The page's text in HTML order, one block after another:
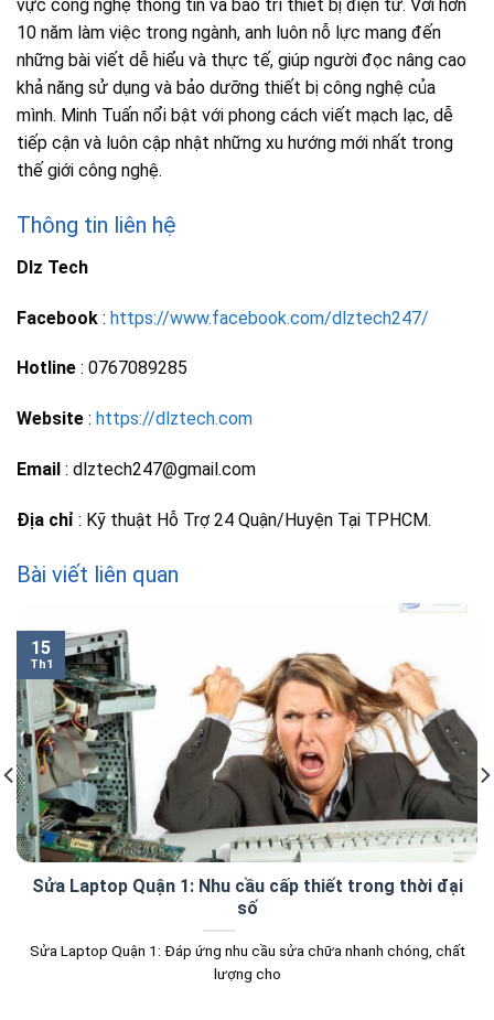
vực công nghệ thông tin và bảo trì thiết bị điện tử. Với hơn
10 năm làm việc trong ngành, anh luôn nỗ lực mang đến
những bài viết dễ hiểu và thực tế, giúp người đọc nâng cao
khả năng sử dụng và bảo dưỡng thiết bị công nghệ của
mình. Minh Tuấn nổi bật với phong cách viết mạch lạc, dễ
tiếp cận và luôn cập nhật những xu hướng mới nhất trong
thế giới công nghệ.
Thông tin liên hệ
Dlz Tech
Facebook : https://www.facebook.com/dlztech247/
Hotline : 0767089285
Website : https://dlztech.com
Email : dlztech247@gmail.com
Địa chỉ : Kỹ thuật Hỗ Trợ 24 Quận/Huyện Tại TPHCM.
Bài viết liên quan
Sửa Laptop Quận 1: Nhu cầu cấp thiết trong thời đại
số
Sửa Laptop Quận 1: Đáp ứng nhu cầu sửa chữa nhanh chóng, chất
lượng cho
15
Th1